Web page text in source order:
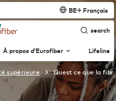
BE Français
search
À propos d’Eurofiber Lifeline
à l’autre
supérieure quest ce que la